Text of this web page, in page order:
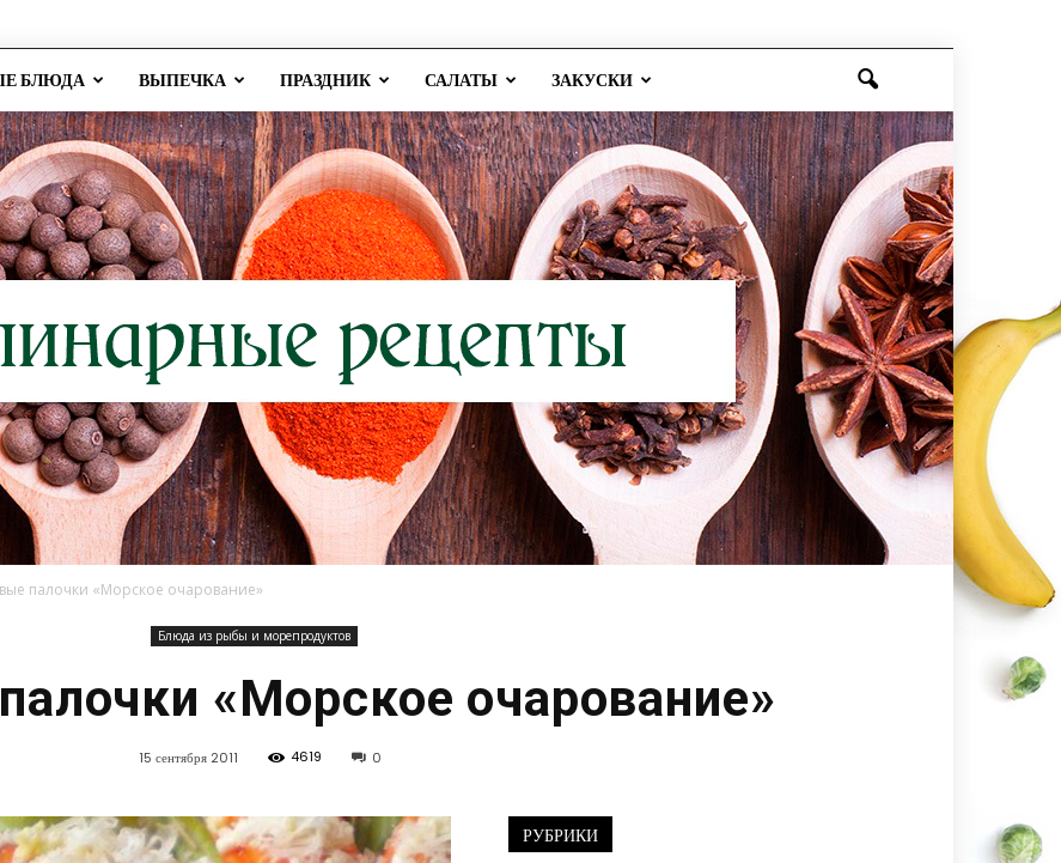
БЛЮДА ВЫПЕЧКА ПРАЗДНИК САЛАТЫ ЗАКУСКИ
рецепты,
палочки «Морское очарование»
Блюда из рыбы и морепродуктов
«Морское очарование»
15 сентября 2011 4619 0
РУБРИКИ